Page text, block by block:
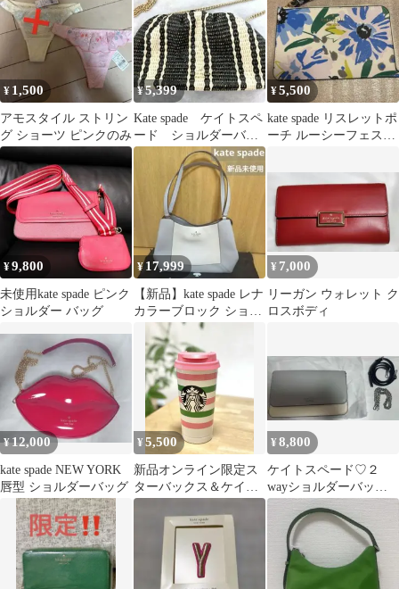
¥ 1,500
アモスタイル ストリン
グ ショーツ ピンクのみ
¥5,399
Kate spade ケイトスペ
ード ショルダーバッ
グ クラッチ ビーチ
¥5,500
kate spade リスレットポ
ーチ ルーシーフェステ
¥9,800
未使用kate spade ピンク
ショルダー バッグ
¥ 17,999
【新品】kate spade レナ
カラーブロック ショル
ダー バッグ 新品
¥ 7,000
リーガン ウォレット ク
ロスボディ
¥12,000
kate spade NEW YORK
唇型 ショルダーバッグ
¥5,500
新品オンライン限定ス
ターバックス＆ケイト
スペードステンレスタ
ンブラースタバ福袋
¥8,800
ケイトスペード♡２
wayショルダーバッ
グ、クラッチバック
セット 新品未使用品